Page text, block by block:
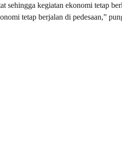
sehingga kegiatan ekonomi tetap
tetap berjalan di pedesaan,”